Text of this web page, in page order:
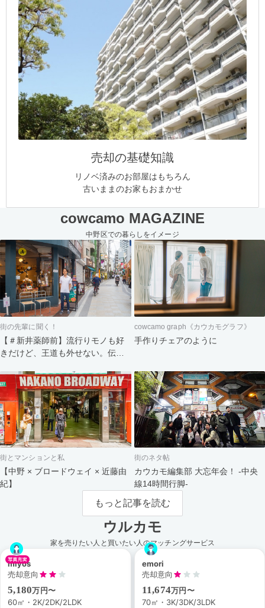
売却の基礎知識
リノベ済みのお部屋はもちろん
古いままのお家もおまかせ
cowcamo MAGAZINE
中野区での暮らしをイメージ
街の先輩に聞く！
【＃新井薬師前】流行りモノも好
きだけど、王道も外せない。伝統
cowcamo graph《カウカモグラフ》
手作りチェアのように
街とマンションと私
【中野 × ブロードウェイ × 近藤由
紀】
街のネタ帖
カウカモ編集部 大忘年会！ -中央
線14時間行脚-
もっと記事を読む
ウルカモ
家を売りたい人と買いたい人のマッチングサービス
miyos
売却意向
5,180万円〜
60㎡・2K/2DK/2LDK
emori
売却意向
11,674万円〜
70㎡・3K/3DK/3LDK